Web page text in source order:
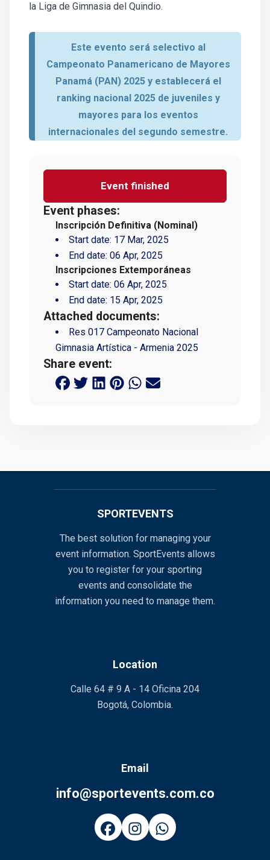
la Liga de Gimnasia del Quindio.
Este evento será selectivo al
Campeonato Panamericano de Mayores
Panamá (PAN) 2025 y establecerá el
ranking nacional 2025 de juveniles y
mayores para los eventos
internacionales del segundo semestre.
Event finished
Event phases:
Inscripción Definitiva (Nominal)
Start date: 17 Mar, 2025
End date: 06 Apr, 2025
Inscripciones Extemporáneas
Start date: 06 Apr, 2025
End date: 15 Apr, 2025
Attached documents:
Res 017 Campeonato Nacional
Gimnasia Artística - Armenia 2025
Share event:
SPORTEVENTS
The best solution for managing your
event information. SportEvents allows
you to register for your sporting
events and consolidate the
information you need to manage them.
Location
Calle 64 # 9 A - 14 Oficina 204
Bogotá, Colombia.
Email
info@sportevents.com.co